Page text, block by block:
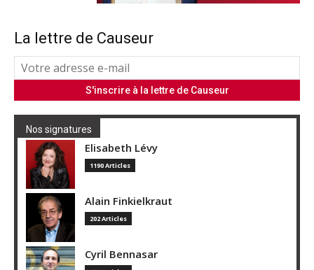
La lettre de Causeur
Nos signatures
Elisabeth Lévy
1190 Articles
Alain Finkielkraut
202 Articles
Cyril Bennasar